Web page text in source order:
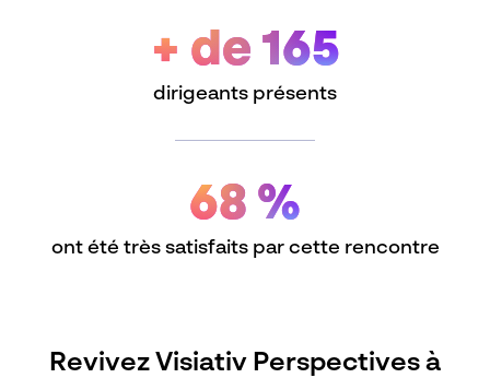
+ de 165
dirigeants présents
68 %
ont été très satisfaits par cette rencontre
Revivez Visiativ Perspectives à